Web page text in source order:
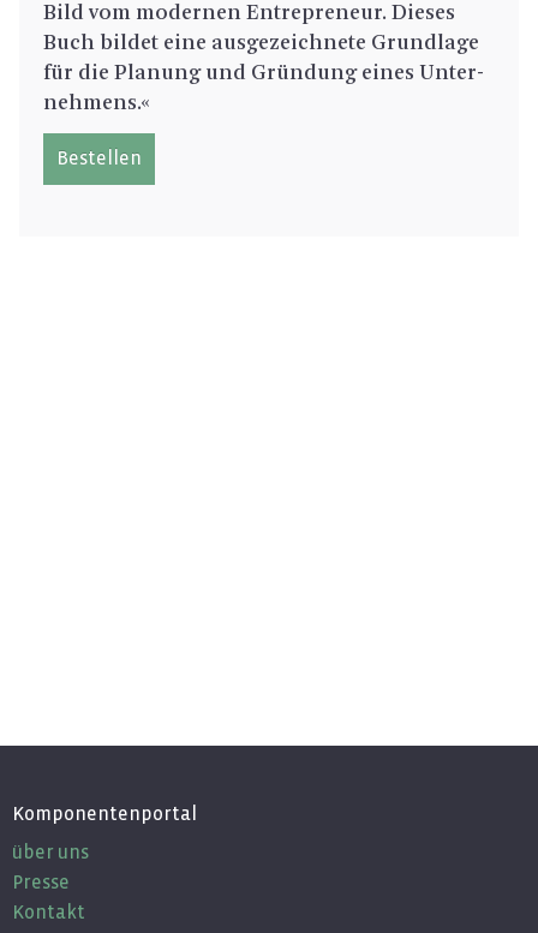
Bild vom mo­der­nen En­tre­pre­neur. Die­ses
Buch bil­det eine aus­ge­zeich­ne­te Grund­la­ge
für die Pla­nung und Grün­dung eines Un­ter­
neh­mens.«
Be­stel­len
Komponentenportal
über uns
Presse
Kontakt